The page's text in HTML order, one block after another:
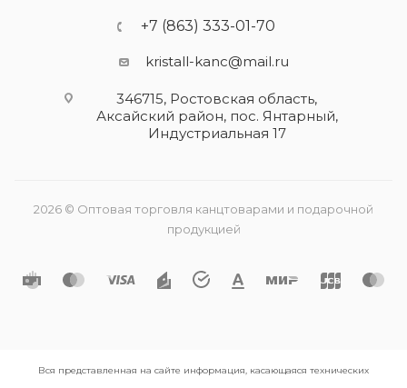
+7 (863) 333-01-70
kristall-kanc@mail.ru
346715, Ростовская область​,
Аксайский район, пос. Янтарный,
Индустриальная 17
2026 © Оптовая торговля канцтоварами и подарочной
продукцией
Вся представленная на сайте информация, касающаяся технических